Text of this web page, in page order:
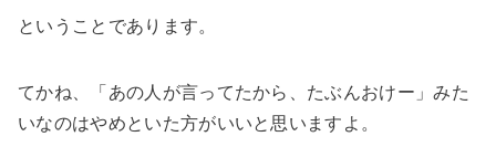
ということであります。
てかね、「あの人が言ってたから、たぶんおけー」みた
いなのはやめといた方がいいと思いますよ。